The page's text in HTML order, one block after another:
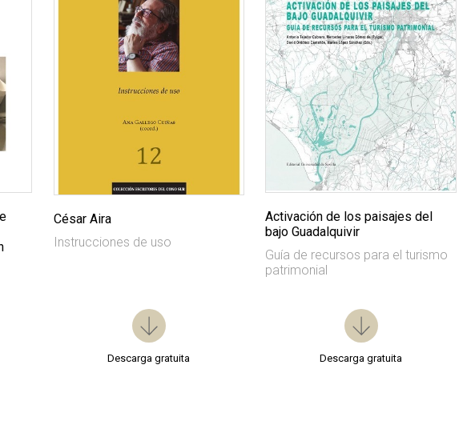
César Aira
Instrucciones de uso
Descarga gratuita
Activación de los paisajes del
bajo Guadalquivir
Guía de recursos para el turismo
patrimonial
Descarga gratuita